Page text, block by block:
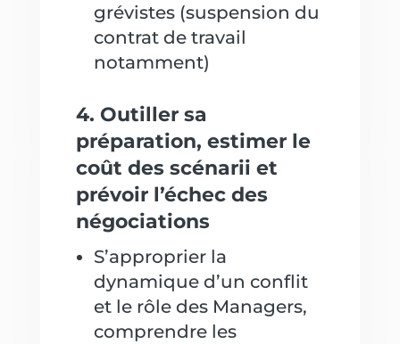
grévistes (suspension du
contrat de travail
notamment)
4. Outiller sa
préparation, estimer le
coût des scénarii et
prévoir l’échec des
négociations
S’approprier la
dynamique d’un conflit
et le rôle des Managers,
comprendre les